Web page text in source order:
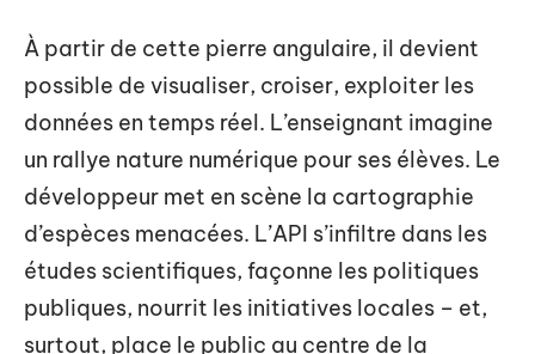
À partir de cette pierre angulaire, il devient
possible de visualiser, croiser, exploiter les
données en temps réel. L’enseignant imagine
un rallye nature numérique pour ses élèves. Le
développeur met en scène la cartographie
d’espèces menacées. L’API s’infiltre dans les
études scientifiques, façonne les politiques
publiques, nourrit les initiatives locales – et,
surtout, place le public au centre de la